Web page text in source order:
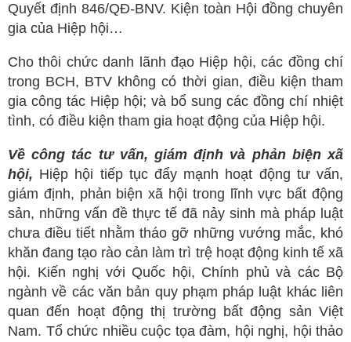
Quyết định 846/QĐ-BNV. Kiện toàn Hội đồng chuyên
gia của Hiệp hội…
Cho thôi chức danh lãnh đạo Hiệp hội, các đồng chí
trong BCH, BTV không có thời gian, điều kiện tham
gia công tác Hiệp hội; và bổ sung các đồng chí nhiệt
tình, có điều kiện tham gia hoạt động của Hiệp hội.
Về công tác tư vấn, giám định và phản biện xã
hội, Hiệp hội tiếp tục đẩy mạnh hoạt động tư vấn,
giám định, phản biện xã hội trong lĩnh vực bất động
sản, những vấn đề thực tế đã nảy sinh mà pháp luật
chưa điều tiết nhằm tháo gỡ những vướng mắc, khó
khăn đang tạo rào cản làm trì trệ hoạt động kinh tế xã
hội. Kiến nghị với Quốc hội, Chính phủ và các Bộ
ngành về các văn bản quy phạm pháp luật khác liên
quan đến hoạt động thị trường bất động sản Việt
Nam. Tổ chức nhiều cuộc tọa đàm, hội nghị, hội thảo